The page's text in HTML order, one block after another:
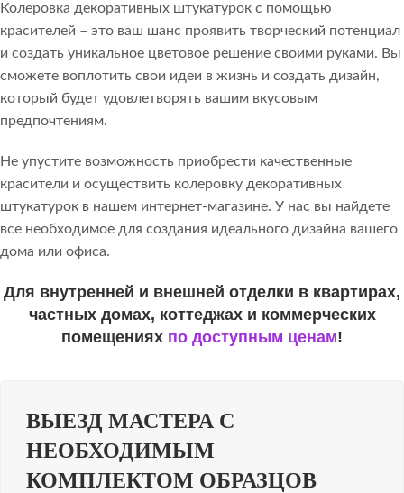
Колеровка декоративных штукатурок с помощью
красителей – это ваш шанс проявить творческий потенциал
и создать уникальное цветовое решение своими руками. Вы
сможете воплотить свои идеи в жизнь и создать дизайн,
который будет удовлетворять вашим вкусовым
предпочтениям.
Не упустите возможность приобрести качественные
красители и осуществить колеровку декоративных
штукатурок в нашем интернет-магазине. У нас вы найдете
все необходимое для создания идеального дизайна вашего
дома или офиса.
Для внутренней и внешней отделки в квартирах,
частных домах, коттеджах и коммерческих
помещениях по доступным ценам!
ВЫЕЗД МАСТЕРА С
НЕОБХОДИМЫМ
КОМПЛЕКТОМ ОБРАЗЦОВ